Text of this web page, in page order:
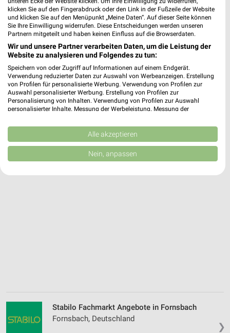
486,39 km
Stabilo Fachmarkt Angebote in Aalen-
Waldhausen
Aalen-Waldhausen, Deutschland
468,66 km
❯
Stabilo Fachmarkt Angebote in Fornsbach
Fornsbach, Deutschland
klicken Sie auf den Fingerabdruck oder den Link in der Fußzeile der Website
und klicken Sie auf den Menüpunkt „Meine Daten“. Auf dieser Seite können
Sie Ihre Einwilligung widerrufen. Diese Entscheidungen werden unseren
Partnern mitgeteilt und haben keinen Einfluss auf die Browserdaten.
Wir und unsere Partner verarbeiten Daten, um die Leistung der
Website zu analysieren und Folgendes zu tun:
Speichern von oder Zugriff auf Informationen auf einem Endgerät.
Verwendung reduzierter Daten zur Auswahl von Werbeanzeigen. Erstellung
von Profilen für personalisierte Werbung. Verwendung von Profilen zur
Auswahl personalisierter Werbung. Erstellung von Profilen zur
Personalisierung von Inhalten. Verwendung von Profilen zur Auswahl
personalisierter Inhalte. Messung der Werbeleistung. Messung der
Kombinationen von Daten aus verschiedenen Quellen. Entwicklung und
Verbesserung der Angebote. Verwendung reduzierter Daten zur Auswahl
von Inhalten.
Daten können außerhalb der Europäischen Union weitergegeben und in die
Website/App.
Werbung
Verwendung von Profilen zur Auswahl
Alle akzeptieren
Nein, anpassen